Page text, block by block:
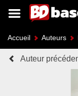
Accueil Auteurs
Auteur